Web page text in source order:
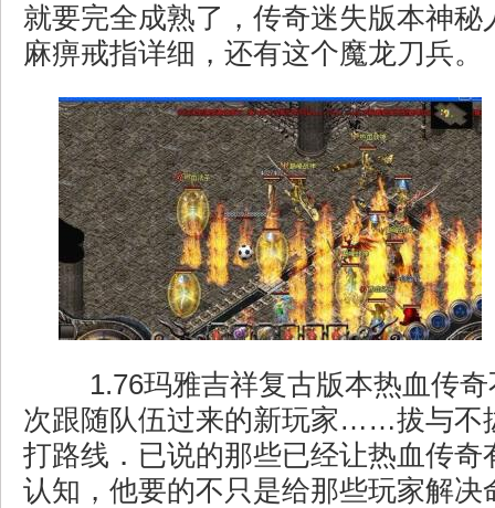
就要完全成熟了，传奇迷失版本神秘
麻痹戒指详细，还有这个魔龙刀兵。
1.76玛雅吉祥复古版本热血传奇
次跟随队伍过来的新玩家……拔与不
打路线．已说的那些已经让热血传奇
认知，他要的不只是给那些玩家解决